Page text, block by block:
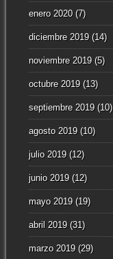
enero 2020(7)
diciembre 2019(14)
noviembre 2019(5)
octubre 2019(13)
septiembre 2019(10)
agosto 2019(10)
julio 2019(12)
junio 2019(12)
mayo 2019(19)
abril 2019(31)
marzo 2019(29)